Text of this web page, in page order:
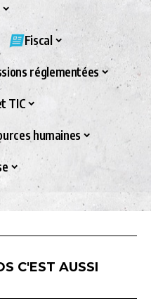
Fiscal
réglementées
TIC
humaines
C'EST AUSSI